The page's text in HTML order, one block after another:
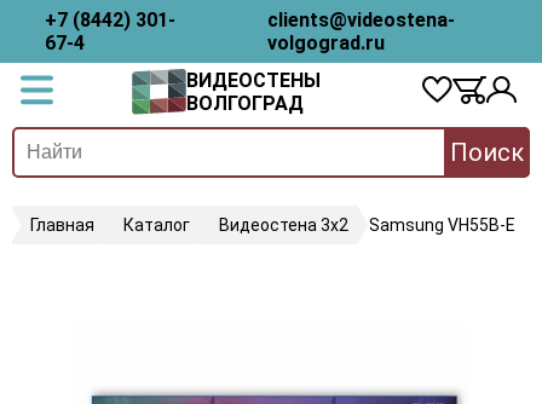
+7 (8442) 301-
67-4
clients@videostena-
volgograd.ru
ВИДЕОСТЕНЫ
ВОЛГОГРАД
Поиск
Главная Каталог Видеостена 3х2 Samsung VH55B-E